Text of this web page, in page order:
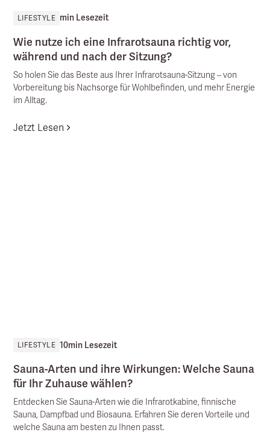
LIFESTYLE min Lesezeit
Wie nutze ich eine Infrarotsauna richtig vor,
während und nach der Sitzung?
So holen Sie das Beste aus Ihrer Infrarotsauna-Sitzung – von
Vorbereitung bis Nachsorge für Wohlbefinden, und mehr Energie
im Alltag.
Jetzt Lesen
LIFESTYLE 10min Lesezeit
Sauna-Arten und ihre Wirkungen: Welche Sauna
für Ihr Zuhause wählen?
Entdecken Sie Sauna-Arten wie die Infrarotkabine, finnische
Sauna, Dampfbad und Biosauna. Erfahren Sie deren Vorteile und
welche Sauna am besten zu Ihnen passt.